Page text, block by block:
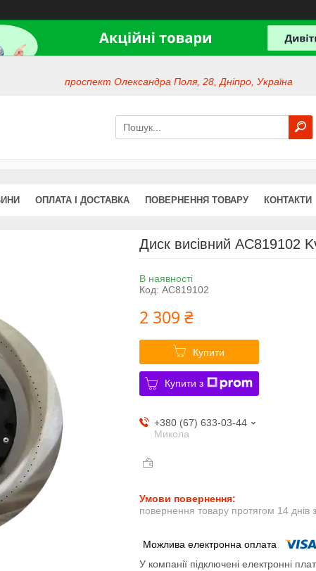
проспект Олександра Поля, 28, Дніпро, Україна
ОПЛАТА І ДОСТАВКА ПОВЕРНЕННЯ ТОВАРУ КОНТАКТИ
Диск висівний AC819102
В наявності
Код: AC819102
2 309 ₴
Купити
Купити з
+380 (67) 633-03-44
Микола
повернення товару протягом 14 днів
У компанії підключені електронні